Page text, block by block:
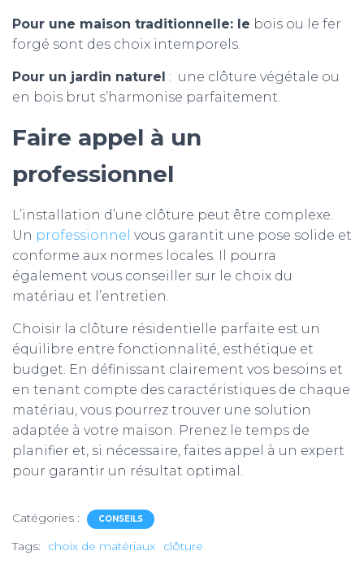
Pour une maison traditionnelle: le bois ou le fer
forgé sont des choix intemporels.
Pour un jardin naturel : une clôture végétale ou
en bois brut s’harmonise parfaitement.
Faire appel à un
professionnel
L’installation d’une clôture peut être complexe.
Un professionnel vous garantit une pose solide et
conforme aux normes locales. Il pourra
également vous conseiller sur le choix du
matériau et l’entretien.
Choisir la clôture résidentielle parfaite est un
équilibre entre fonctionnalité, esthétique et
budget. En définissant clairement vos besoins et
en tenant compte des caractéristiques de chaque
matériau, vous pourrez trouver une solution
adaptée à votre maison. Prenez le temps de
planifier et, si nécessaire, faites appel à un expert
pour garantir un résultat optimal.
Catégories : CONSEILS
Tags: choix de matériaux clôture